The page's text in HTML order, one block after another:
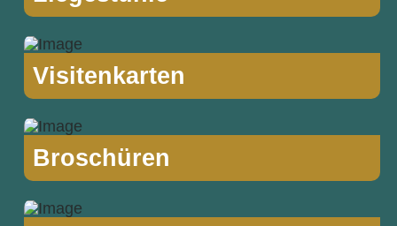
Visitenkarten
Broschüren